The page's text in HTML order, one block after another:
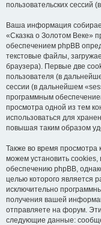
пользовательских
Ваша информация
«Сказка о Золотом Веке»
обеспечением phpBB
текстовые файлы,
браузера). Первые две
пользователя (в
сессии (в дальнейшем
программным
просмотра одной из тем
использоваться для
повышая таким образом
Также во время
можем установить
обеспечению phpBB,
целью которого является
исключительно
получения вашей
отправляете на форум.
следующие данные: